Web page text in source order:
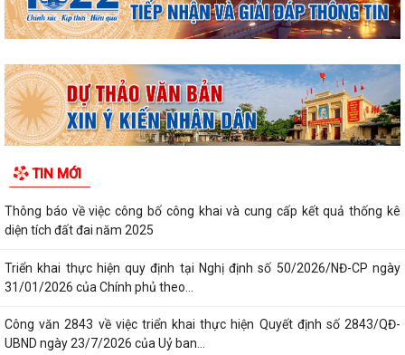
TIN MỚI
tự ở cơ sở giỏi toàn quốc...
Quyết định Ban hành định mức kinh tế - kỹ thuật đối với các dịch vụ
Công khai Quyết định số 3084/QĐ-UBND ngày 04/8/2026 của UBND
thành phố
công dân định kỳ Tuần 1 tháng 8...
Thông báo về việc công bố công khai và cung cấp kết quả thống kê
diện tích đất đai năm 2025
Triển khai thực hiện quy định tại Nghị định số 50/2026/NĐ-CP ngày
31/01/2026 của Chính phủ theo...
Công văn 2843 về việc triển khai thực hiện Quyết định số 2843/QĐ-
UBND ngày 23/7/2026 của Uỷ ban...